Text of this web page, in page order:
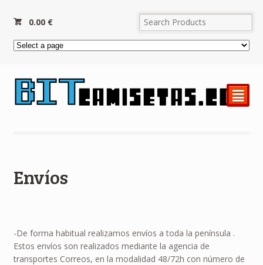
0.00 €
²
Envíos
-De forma habitual realizamos envíos a toda la península .
Estos envíos son realizados mediante la agencia de
transportes Correos, en la modalidad 48/72h con número de